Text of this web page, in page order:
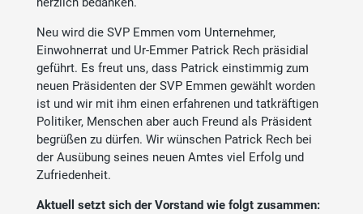
Neu wird die SVP Emmen vom Unternehmer,
Einwohnerrat und Ur-Emmer Patrick Rech präsidial
geführt. Es freut uns, dass Patrick einstimmig zum
neuen Präsidenten der SVP Emmen gewählt worden
ist und wir mit ihm einen erfahrenen und tatkräftigen
Politiker, Menschen aber auch Freund als Präsident
begrüßen zu dürfen. Wir wünschen Patrick Rech bei
der Ausübung seines neuen Amtes viel Erfolg und
Zufriedenheit.
Aktuell setzt sich der Vorstand wie folgt zusammen: